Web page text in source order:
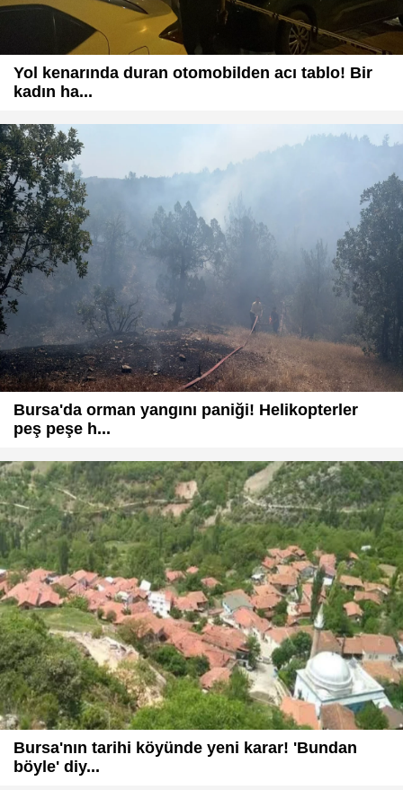
Yol kenarında duran otomobilden acı tablo! Bir
kadın ha...
Bursa'da orman yangını paniği! Helikopterler
peş peşe h...
Bursa'nın tarihi köyünde yeni karar! 'Bundan
böyle' diy...